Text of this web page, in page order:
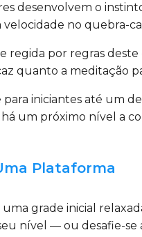
desenvolvem o
no quebra-
regida por regras
quanto a meditação
iniciantes até um
um próximo nível a
Plataforma
grade inicial
nível — ou desafie-se